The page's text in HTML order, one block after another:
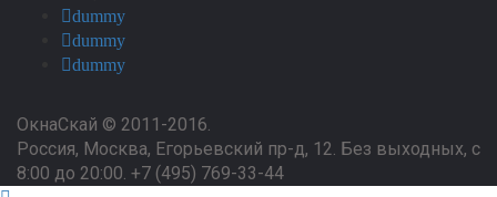
dummy
dummy
dummy
ОкнаСкай © 2011-2016.
Россия, Москва, Егорьевский пр-д, 12. Без выходных, с
8:00 до 20:00. +7 (495) 769-33-44